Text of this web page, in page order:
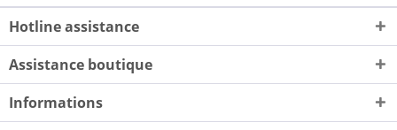
Hotline assistance
Assistance boutique
Informations